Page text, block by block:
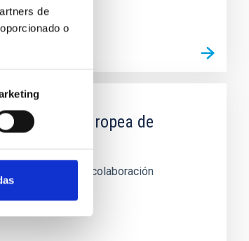
de
o
Europea de
de La Palma en colaboración